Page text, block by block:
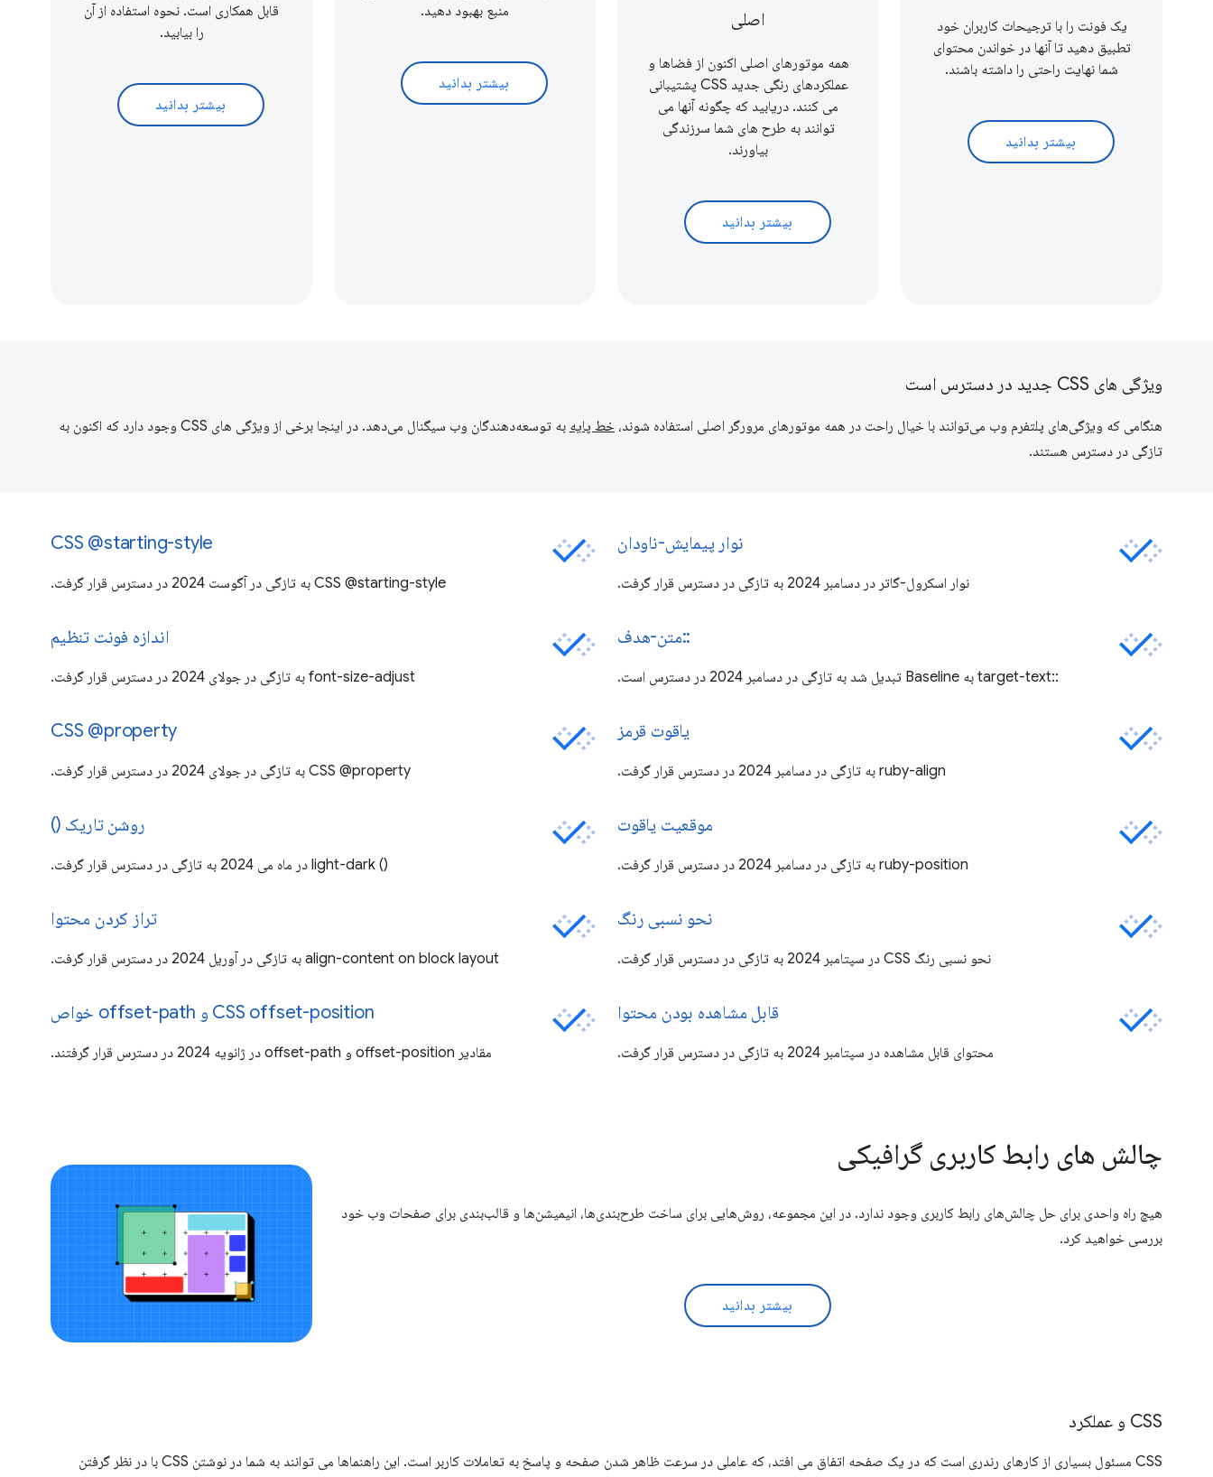
یک فونت را با ترجیحات کاربران خود
تطبیق دهید تا آنها در خواندن محتوای
شما نهایت راحتی را داشته باشند.
بیشتر بدانید
اصلی
همه موتورهای اصلی اکنون از فضاها و
عملکردهای رنگی جدید CSS پشتیبانی
می کنند. دریابید که چگونه آنها می
توانند به طرح های شما سرزندگی
بیاورند.
بیشتر بدانید
منبع بهبود دهید.
بیشتر بدانید
قابل همکاری است. نحوه استفاده از آن
را بیابید.
بیشتر بدانید
ویژگی های CSS جدید در دسترس است
هنگامی که ویژگی‌های پلتفرم وب می‌توانند با خیال راحت در همه موتورهای مرورگر اصلی استفاده شوند، خط پایه
به توسعه‌دهندگان وب سیگنال می‌دهد. در اینجا برخی از ویژگی های CSS وجود دارد که اکنون به
تازگی در دسترس هستند.
نوار پیمایش-ناودان
نوار اسکرول-گاتر در دسامبر 2024 به تازگی در دسترس قرار گرفت.
::متن-هدف
::target-text به Baseline تبدیل شد به تازگی در دسامبر 2024 در دسترس است.
یاقوت قرمز
ruby-align به تازگی در دسامبر 2024 در دسترس قرار گرفت.
موقعیت یاقوت
ruby-position به تازگی در دسامبر 2024 در دسترس قرار گرفت.
نحو نسبی رنگ
نحو نسبی رنگ CSS در سپتامبر 2024 به تازگی در دسترس قرار گرفت.
قابل مشاهده بودن محتوا
محتوای قابل مشاهده در سپتامبر 2024 به تازگی در دسترس قرار گرفت.
CSS @starting-style
CSS @starting-style به تازگی در آگوست 2024 در دسترس قرار گرفت.
اندازه فونت تنظیم
font-size-adjust به تازگی در جولای 2024 در دسترس قرار گرفت.
CSS @property
CSS @property به تازگی در جولای 2024 در دسترس قرار گرفت.
روشن تاریک ()
() light-dark در ماه می 2024 به تازگی در دسترس قرار گرفت.
تراز کردن محتوا
align-content on block layout به تازگی در آوریل 2024 در دسترس قرار گرفت.
CSS offset-position و offset-path خواص
مقادیر offset-position و offset-path در ژانویه 2024 در دسترس قرار گرفتند.
چالش های رابط کاربری گرافیکی
هیچ راه واحدی برای حل چالش‌های رابط کاربری وجود ندارد. در این مجموعه، روش‌هایی برای ساخت طرح‌بندی‌ها، انیمیشن‌ها و قالب‌بندی برای صفحات وب خود
بررسی خواهید کرد.
بیشتر بدانید
CSS و عملکرد
CSS مسئول بسیاری از کارهای رندری است که در یک صفحه اتفاق می افتد، که عاملی در سرعت ظاهر شدن صفحه و پاسخ به تعاملات کاربر است. این راهنماها می توانند به شما در نوشتن CSS با در نظر گرفتن